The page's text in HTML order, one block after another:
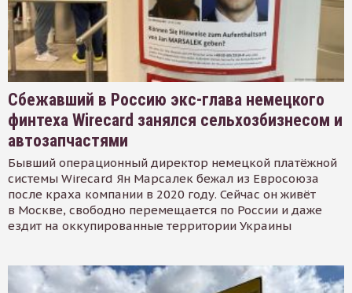
Сбежавший в Россию экс-глава немецкого
финтеха Wirecard занялся сельхозбизнесом и
автозапчастями
Бывший операционный директор немецкой платёжной
системы Wirecard Ян Марсалек бежал из Евросоюза
после краха компании в 2020 году. Сейчас он живёт
в Москве, свободно перемещается по России и даже
ездит на оккупированные территории Украины